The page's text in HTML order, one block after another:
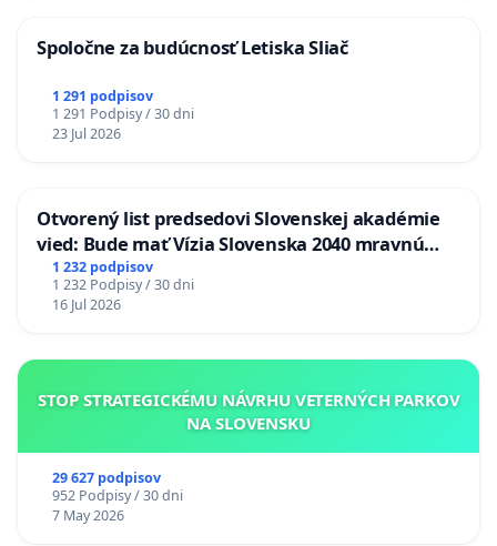
Spoločne za budúcnosť Letiska Sliač
1 291 podpisov
1 291 Podpisy / 30 dni
23 Jul 2026
Otvorený list predsedovi Slovenskej akadémie
vied: Bude mať Vízia Slovenska 2040 mravnú
chrbticu?
1 232 podpisov
1 232 Podpisy / 30 dni
16 Jul 2026
STOP STRATEGICKÉMU NÁVRHU VETERNÝCH PARKOV
NA SLOVENSKU
29 627 podpisov
952 Podpisy / 30 dni
7 May 2026